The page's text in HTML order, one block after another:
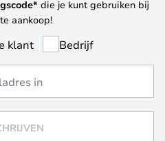
die je kunt gebruiken bij
aankoop!
klant Bedrijf